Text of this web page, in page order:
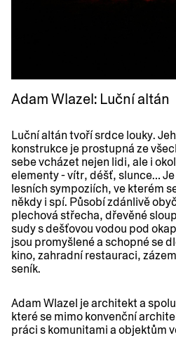
Adam Wlazel: Luční altán
Luční altán tvoří srdce louky.
konstrukce je prostupná ze
sebe vcházet nejen lidi, ale i
elementy - vítr, déšť, slunce…
lesních sympoziích, ve kterém
někdy i spí. Působí zdánlivě
plechová střecha, dřevěné
sudy s dešťovou vodou pod
jsou promyšlené a schopné se
kino, zahradní restauraci,
seník.
Adam Wlazel je architekt a
které se mimo konvenční
práci s komunitami a objektům